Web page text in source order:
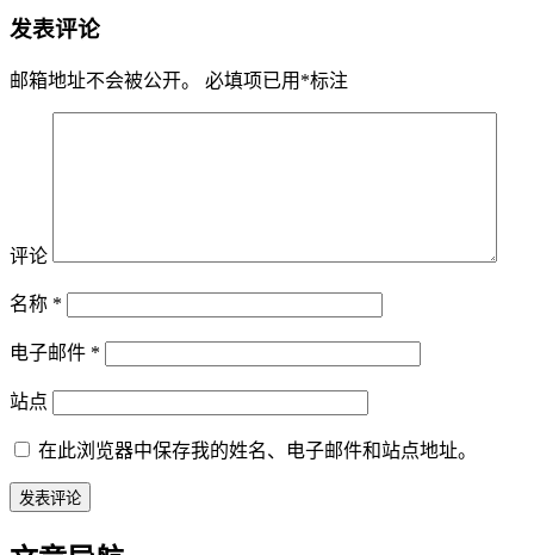
发表评论
邮箱地址不会被公开。 必填项已用 *标注
评论
名称 *
电子邮件 *
站点
在此浏览器中保存我的姓名、电子邮件和站点地址。